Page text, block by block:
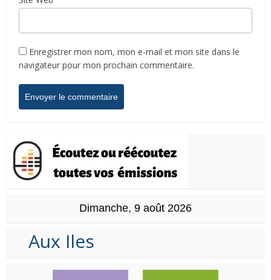
Enregistrer mon nom, mon e-mail et mon site dans le
navigateur pour mon prochain commentaire.
Dimanche, 9 août 2026
Aux Iles